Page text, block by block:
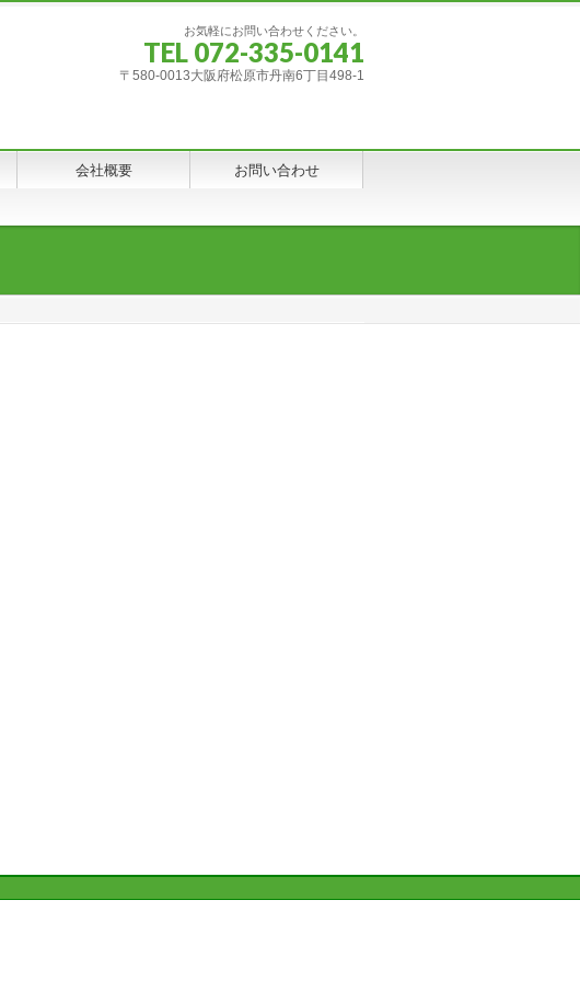
お気軽にお問い合わせください。
TEL 072-335-0141
〒580-0013大阪府松原市丹南6丁目498-1
会社概要 お問い合わせ